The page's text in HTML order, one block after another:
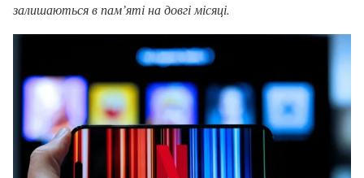
залишаються в пам’яті на довгі місяці.